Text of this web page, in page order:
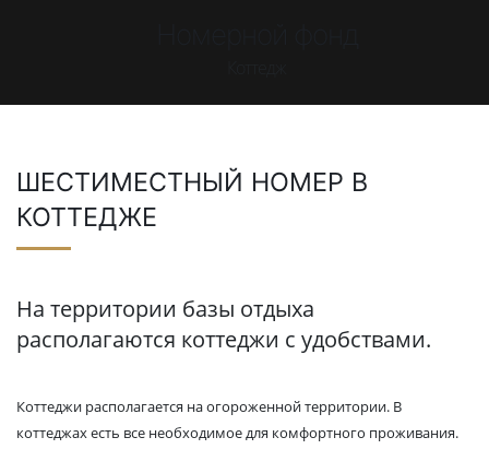
ШЕСТИМЕСТНЫЙ НОМЕР В
КОТТЕДЖЕ
На территории базы отдыха
располагаются коттеджи с удобствами.
Коттеджи располагается на огороженной территории. В
коттеджах есть все необходимое для комфортного проживания.